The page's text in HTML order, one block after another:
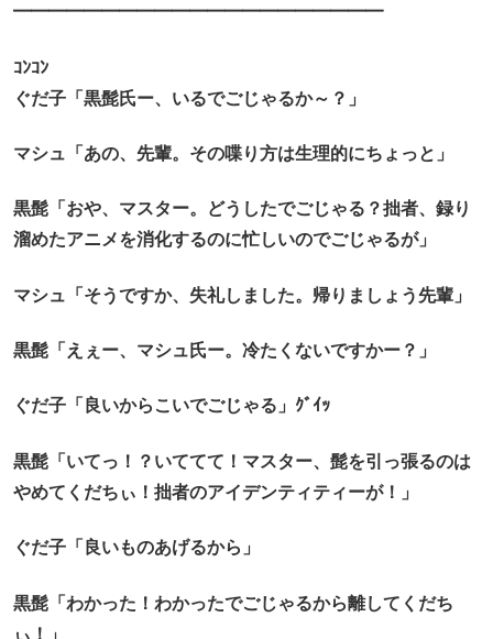
━━━━━━━━━━━━━━━━━━━━━
ｺﾝｺﾝ
ぐだ子「黒髭氏ー、いるでごじゃるか～？」
マシュ「あの、先輩。その喋り方は生理的にちょっと」
黒髭「おや、マスター。どうしたでごじゃる？拙者、録り
溜めたアニメを消化するのに忙しいのでごじゃるが」
マシュ「そうですか、失礼しました。帰りましょう先輩」
黒髭「えぇー、マシュ氏ー。冷たくないですかー？」
ぐだ子「良いからこいでごじゃる」ｸﾞｲｯ
黒髭「いてっ！？いててて！マスター、髭を引っ張るのは
やめてくだちぃ！拙者のアイデンティティーが！」
ぐだ子「良いものあげるから」
黒髭「わかった！わかったでごじゃるから離してくだち
ぃ！」